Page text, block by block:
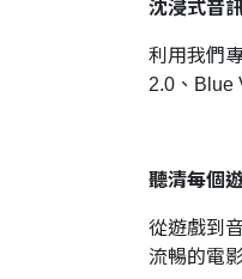
沈浸式音
利用我們
2.0、Blue
聽清每個
從遊戲到
流暢的電